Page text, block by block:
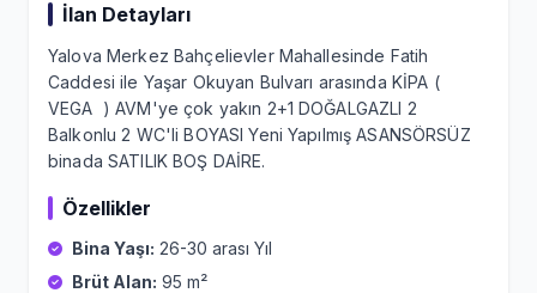
İlan Detayları
Yalova Merkez Bahçelievler Mahallesinde Fatih
Caddesi ile Yaşar Okuyan Bulvarı arasında KİPA (
VEGA ) AVM'ye çok yakın 2+1 DOĞALGAZLI 2
Balkonlu 2 WC'li BOYASI Yeni Yapılmış ASANSÖRSÜZ
binada SATILIK BOŞ DAİRE.
Özellikler
Bina Yaşı: 26-30 arası Yıl
Brüt Alan: 95 m²